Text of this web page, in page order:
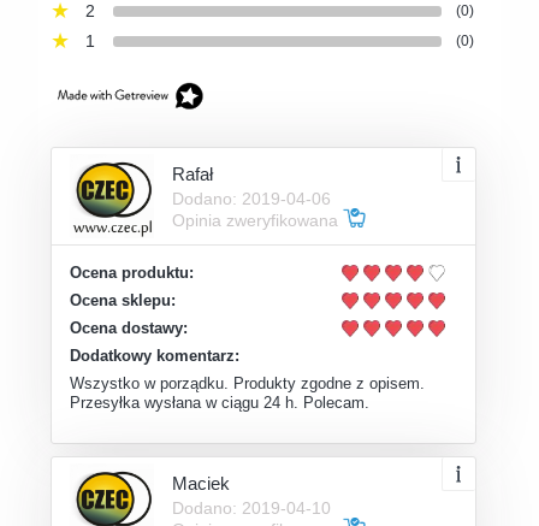
2 (0)
1 (0)
Rafał
Dodano: 2019-04-06
Opinia zweryfikowana
Ocena produktu:
Ocena sklepu:
Ocena dostawy:
Dodatkowy komentarz:
Wszystko w porządku. Produkty zgodne z opisem.
Przesyłka wysłana w ciągu 24 h. Polecam.
Maciek
Dodano: 2019-04-10